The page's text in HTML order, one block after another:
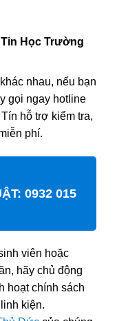
Học Trường
nhau, nếu bạn
gọi ngay hotline
hỗ trợ kiểm tra,
phí.
0932 015
viên hoặc
hãy chủ động
hoạt chính sách
kiện.